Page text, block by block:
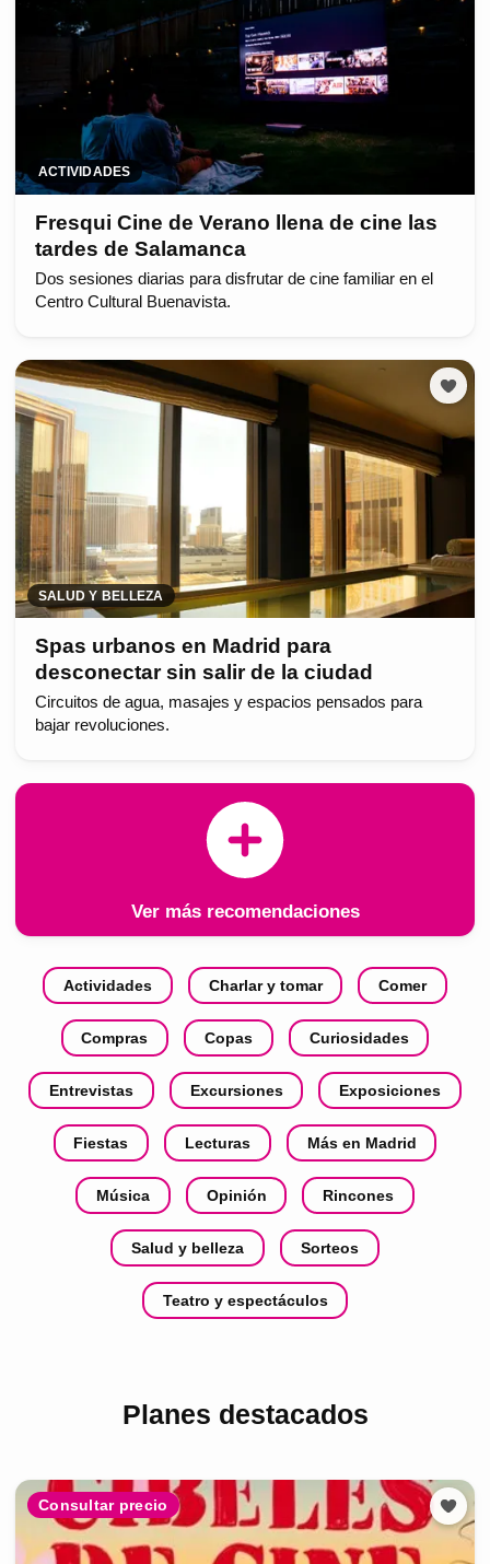
ACTIVIDADES
Fresqui Cine de Verano llena de cine las
tardes de Salamanca
Dos sesiones diarias para disfrutar de cine familiar en el
Centro Cultural Buenavista.
SALUD Y BELLEZA
Spas urbanos en Madrid para
desconectar sin salir de la ciudad
Circuitos de agua, masajes y espacios pensados para
bajar revoluciones.
Ver más recomendaciones
Actividades Charlar y tomar Comer
Compras Copas Curiosidades
Entrevistas Excursiones Exposiciones
Fiestas Lecturas Más en Madrid
Música Opinión Rincones
Salud y belleza Sorteos
Teatro y espectáculos
Planes destacados
Consultar precio